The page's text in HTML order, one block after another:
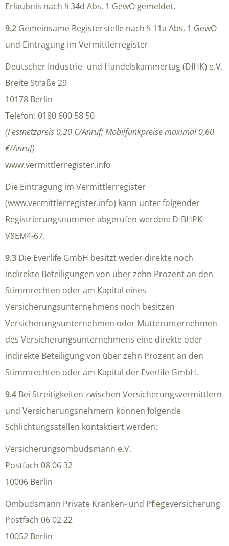
Erlaubnis nach § 34d Abs. 1 GewO gemeldet.
9.2 Gemeinsame Registerstelle nach § 11a Abs. 1 GewO
und Eintragung im Vermittlerregister
Deutscher Industrie- und Handelskammertag (DIHK) e.V.
Breite Straße 29
10178 Berlin
Telefon: 0180 600 58 50
(Festnetzpreis 0,20 €/Anruf; Mobilfunkpreise maximal 0,60
€/Anruf)
www.vermittlerregister.info
Die Eintragung im Vermittlerregister
(www.vermittlerregister.info) kann unter folgender
Registrierungsnummer abgerufen werden: D-BHPK-
V8EM4-67.
9.3 Die Everlife GmbH besitzt weder direkte noch
indirekte Beteiligungen von über zehn Prozent an den
Stimmrechten oder am Kapital eines
Versicherungsunternehmens noch besitzen
Versicherungsunternehmen oder Mutterunternehmen
des Versicherungsunternehmens eine direkte oder
indirekte Beteiligung von über zehn Prozent an den
Stimmrechten oder am Kapital der Everlife GmbH.
9.4 Bei Streitigkeiten zwischen Versicherungsvermittlern
und Versicherungsnehmern können folgende
Schlichtungsstellen kontaktiert werden:
Versicherungsombudsmann e.V.
Postfach 08 06 32
10006 Berlin
Ombudsmann Private Kranken- und Pflegeversicherung
Postfach 06 02 22
10052 Berlin